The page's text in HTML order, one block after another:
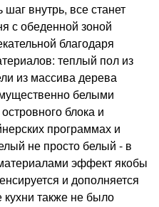
внутрь, все станет
с обеденной зоной
благодаря
теплый пол из
из массива дерева
белыми
блока и
программах и
не просто белый - в
эффект якобы
и дополняется
также не было